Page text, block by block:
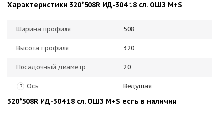
Характеристики 320*508R ИД-304 18 сл. ОШЗ M+S
Ширина профиля 508
Высота профиля 320
Посадочный диаметр 20
? Ось Ведущая
320*508R ИД-304 18 сл. ОШЗ M+S есть в наличии